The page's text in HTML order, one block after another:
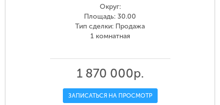
Округ:
Площадь: 30.00
Тип сделки: Продажа
1 комнатная
1 870 000р.
ЗАПИСАТЬСЯ НА ПРОСМОТР